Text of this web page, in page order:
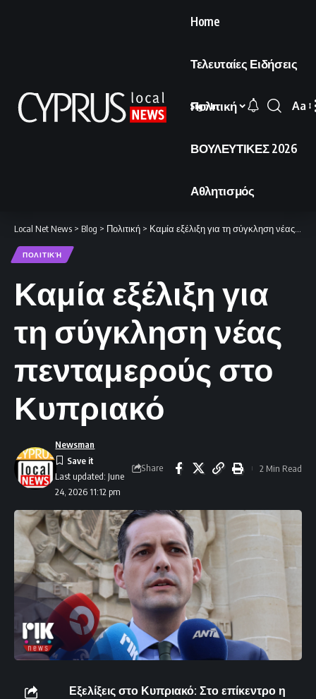
Home
Τελευταίες Ειδήσεις
Πολιτική
ΒΟΥΛΕΥΤΙΚΕΣ 2026
Αθλητισμός
Sign In
Font
Aa
Local Net News > Blog > Πολιτική > Καμία εξέλιξη για τη σύγκληση νέας πενταμερούς στο Κυπριακό
ΠΟΛΙΤΙΚΉ
Καμία εξέλιξη για
τη σύγκληση νέας
πενταμερούς στο
Κυπριακό
Last updated: June
24, 2026 11:12 pm
Newsman
Share 2 Min Read
Εξελίξεις στο Κυπριακό: Στο επίκεντρο η